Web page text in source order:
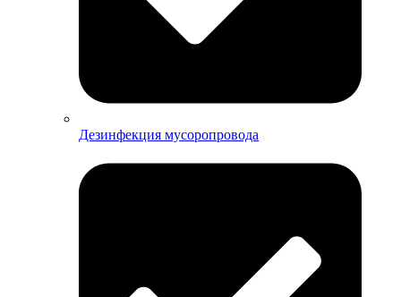
Дезинфекция мусоропровода